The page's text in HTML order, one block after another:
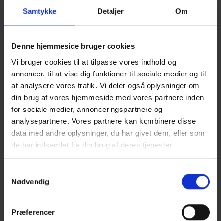
Samtykke Detaljer Om
Denne hjemmeside bruger cookies
Vi bruger cookies til at tilpasse vores indhold og
annoncer, til at vise dig funktioner til sociale medier og til
at analysere vores trafik. Vi deler også oplysninger om
din brug af vores hjemmeside med vores partnere inden
for sociale medier, annonceringspartnere og
analysepartnere. Vores partnere kan kombinere disse
data med andre oplysninger, du har givet dem, eller som
de har indsamlet fra din brug af deres tjenester.
Nødvendig
Præferencer
TRÆ 77 TILLÆG OG
RETTELSER (DECEMBER